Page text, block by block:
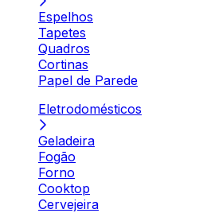
Espelhos
Tapetes
Quadros
Cortinas
Papel de Parede
Eletrodomésticos
Geladeira
Fogão
Forno
Cooktop
Cervejeira